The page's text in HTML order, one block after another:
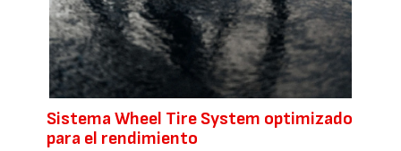
Sistema Wheel Tire System optimizado
para el rendimiento